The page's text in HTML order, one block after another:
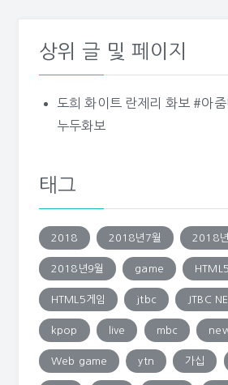
상위 글 및 페이지
도희 화이트 란제리 화보 #아
누두화보
태그
2018 2018년7월 2018
2018년9월 game
HTML5게임 jtbc JTBC
kpop live mbc
Web game ytn 가십